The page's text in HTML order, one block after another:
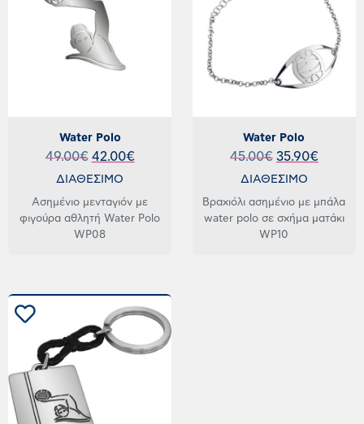
Water Polo
49.00€ 42.00€
ΔΙΑΘΕΣΙΜΟ
Ασημένιο μενταγιόν με
φιγούρα αθλητή Water Polo
WP08
Water Polo
45.00€ 35.90€
ΔΙΑΘΕΣΙΜΟ
Βραχιόλι ασημένιο με μπάλα
water polo σε σχήμα ματάκι
WP10